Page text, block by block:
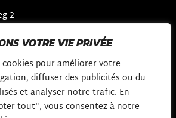
VOTRE VIE PRIVÉE
pour améliorer votre
diffuser des publicités ou du
et analyser notre trafic. En
tout", vous consentez à notre
2